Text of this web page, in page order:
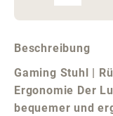
Beschreibung
Gaming Stuhl |
Ergonomie Der
bequemer und